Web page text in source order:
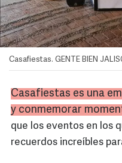
Casafiestas. GENTE BIEN
Casafiestas es una
y conmemorar
que los eventos en los
recuerdos increíbles